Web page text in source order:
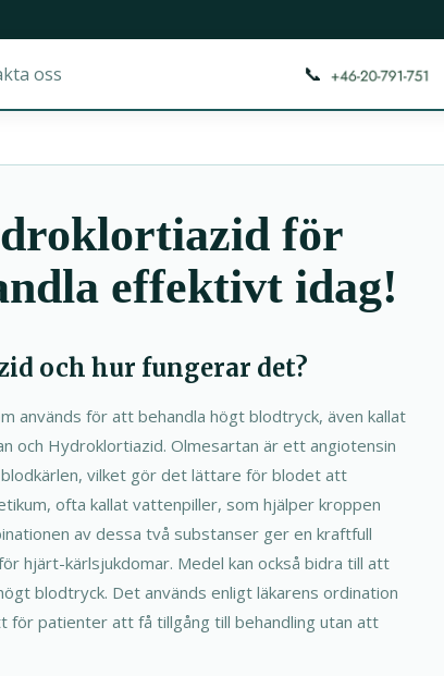
oss 📞
för
effektivt idag!
och hur fungerar det?
används för att behandla högt blodtryck, även kallat
och Hydroklortiazid. Olmesartan är ett angiotensin
vilket gör det lättare för blodet att
ofta kallat vattenpiller, som hjälper kroppen
av dessa två substanser ger en kraftfull
hjärt-kärlsjukdomar. Medel kan också bidra till att
blodtryck. Det används enligt läkarens ordination
för patienter att få tillgång till behandling utan att